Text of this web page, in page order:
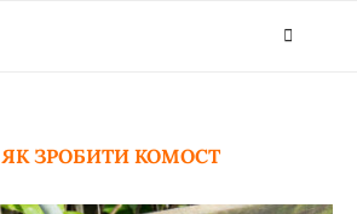
ЯК ЗРОБИТИ КОМОСТ